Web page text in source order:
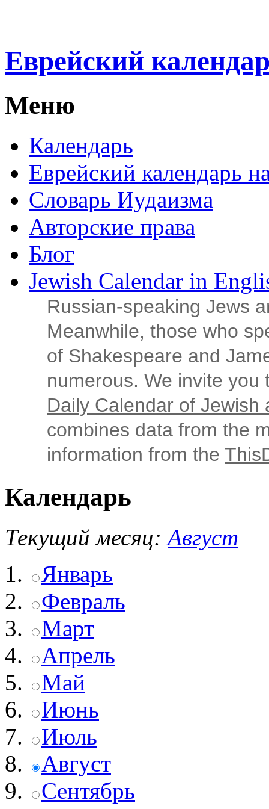
Еврейский
Меню
Календарь
Еврейский календарь
Словарь Иудаизма
Авторские права
Блог
Jewish Calendar in
Russian‑speaking Jews
Meanwhile, those who
of Shakespeare and
numerous. We invite
Daily Calendar of Jewish
combines data from the
information from the
Календарь
Текущий месяц: Август
Январь
Февраль
Март
Апрель
Май
Июнь
Июль
Август
Сентябрь